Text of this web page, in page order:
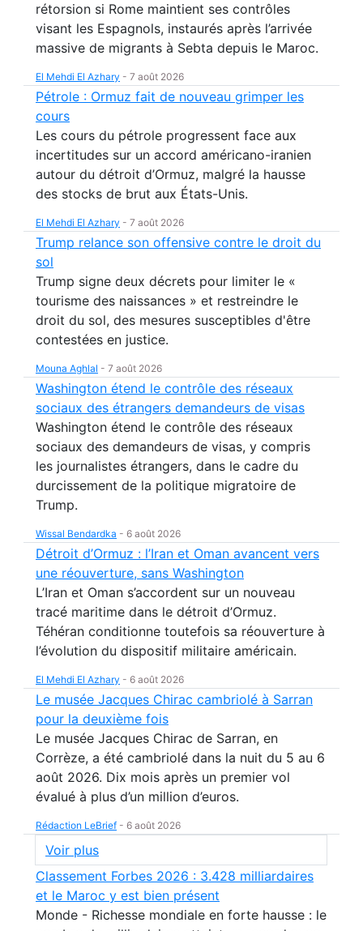
rétorsion si Rome maintient ses contrôles
visant les Espagnols, instaurés après l’arrivée
massive de migrants à Sebta depuis le Maroc.
El Mehdi El Azhary - 7 août 2026
Pétrole : Ormuz fait de nouveau grimper les
cours
Les cours du pétrole progressent face aux
incertitudes sur un accord américano-iranien
autour du détroit d’Ormuz, malgré la hausse
des stocks de brut aux États-Unis.
El Mehdi El Azhary - 7 août 2026
Trump relance son offensive contre le droit du
sol
Trump signe deux décrets pour limiter le «
tourisme des naissances » et restreindre le
droit du sol, des mesures susceptibles d'être
contestées en justice.
Mouna Aghlal - 7 août 2026
Washington étend le contrôle des réseaux
sociaux des étrangers demandeurs de visas
Washington étend le contrôle des réseaux
sociaux des demandeurs de visas, y compris
les journalistes étrangers, dans le cadre du
durcissement de la politique migratoire de
Trump.
Wissal Bendardka - 6 août 2026
Détroit d’Ormuz : l’Iran et Oman avancent vers
une réouverture, sans Washington
L’Iran et Oman s’accordent sur un nouveau
tracé maritime dans le détroit d’Ormuz.
Téhéran conditionne toutefois sa réouverture à
l’évolution du dispositif militaire américain.
El Mehdi El Azhary - 6 août 2026
Le musée Jacques Chirac cambriolé à Sarran
pour la deuxième fois
Le musée Jacques Chirac de Sarran, en
Corrèze, a été cambriolé dans la nuit du 5 au 6
août 2026. Dix mois après un premier vol
évalué à plus d’un million d’euros.
Rédaction LeBrief - 6 août 2026
Voir plus
Classement Forbes 2026 : 3.428 milliardaires
et le Maroc y est bien présent
Monde - Richesse mondiale en forte hausse : le